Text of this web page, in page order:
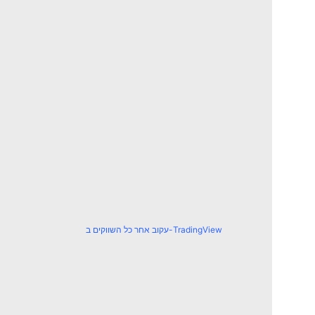
עקוב אחר כל השווקים ב-TradingView